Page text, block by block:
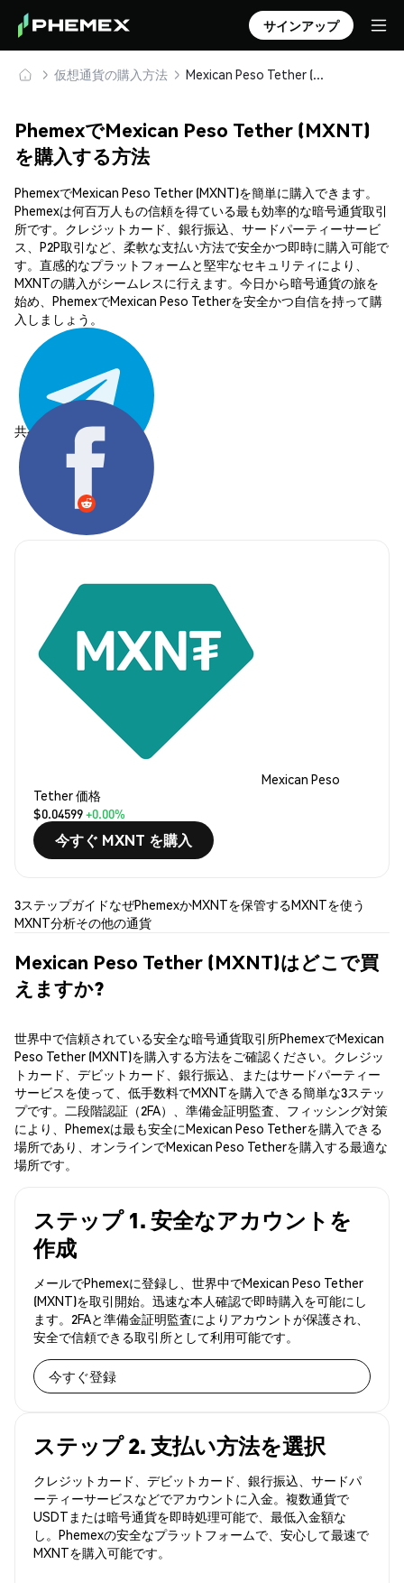
サインアップ
仮想通貨の購入方法 Mexican Peso Tether (MXNT) を安全に購入・保管
PhemexでMexican Peso Tether (MXNT)
を購入する方法
PhemexでMexican Peso Tether (MXNT)を簡単に購入できます。
Phemexは何百万人もの信頼を得ている最も効率的な暗号通貨取引
所です。クレジットカード、銀行振込、サードパーティーサービ
ス、P2P取引など、柔軟な支払い方法で安全かつ即時に購入可能で
す。直感的なプラットフォームと堅牢なセキュリティにより、
MXNTの購入がシームレスに行えます。今日から暗号通貨の旅を
始め、PhemexでMexican Peso Tetherを安全かつ自信を持って購
入しましょう。
共有する:
Mexican Peso
Tether 価格
$0.04599+0.00%
今すぐ MXNT を購入
3ステップガイドなぜPhemexかMXNTを保管するMXNTを使う
MXNT分析その他の通貨
Mexican Peso Tether (MXNT)はどこで買
えますか?
世界中で信頼されている安全な暗号通貨取引所PhemexでMexican
Peso Tether (MXNT)を購入する方法をご確認ください。クレジッ
トカード、デビットカード、銀行振込、またはサードパーティー
サービスを使って、低手数料でMXNTを購入できる簡単な3ステッ
プです。二段階認証（2FA）、準備金証明監査、フィッシング対策
により、Phemexは最も安全にMexican Peso Tetherを購入できる
場所であり、オンラインでMexican Peso Tetherを購入する最適な
場所です。
ステップ 1. 安全なアカウントを
作成
メールでPhemexに登録し、世界中でMexican Peso Tether
(MXNT)を取引開始。迅速な本人確認で即時購入を可能にし
ます。2FAと準備金証明監査によりアカウントが保護され、
安全で信頼できる取引所として利用可能です。
今すぐ登録
ステップ 2. 支払い方法を選択
クレジットカード、デビットカード、銀行振込、サードパ
ーティーサービスなどでアカウントに入金。複数通貨で
USDTまたは暗号通貨を即時処理可能で、最低入金額な
し。Phemexの安全なプラットフォームで、安心して最速で
MXNTを購入可能です。